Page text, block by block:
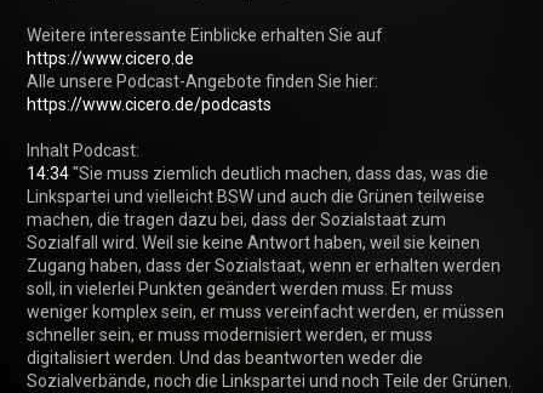
Weitere interessante Einblicke erhalten Sie auf
https://www.cicero.de
Alle unsere Podcast-Angebote finden Sie hier:
https://www.cicero.de/podcasts
14:34 "Sie muss ziemlich deutlich machen, dass das, was die
Linkspartei und vielleicht BSW und auch die Grünen teilweise
machen, die tragen dazu bei, dass der Sozialstaat zum
Sozialfall wird. Weil sie keine Antwort haben, weil sie keinen
Zugang haben, dass der Sozialstaat, wenn er erhalten werden
soll, in vielerlei Punkten geändert werden muss. Er muss
weniger komplex sein, er muss vereinfacht werden, er müssen
schneller sein, er muss modernisiert werden, er muss
digitalisiert werden. Und das beantworten weder die
Sozialverbände, noch die Linkspartei und noch Teile der Grünen.